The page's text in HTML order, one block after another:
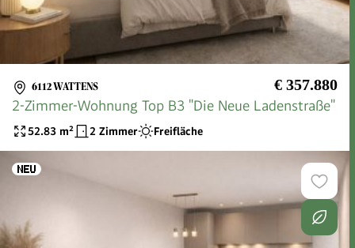
6112 WATTENS € 357.880
2-Zimmer-Wohnung Top B3 "Die Neue Ladenstraße"
52.83 m² 2 Zimmer Freifläche